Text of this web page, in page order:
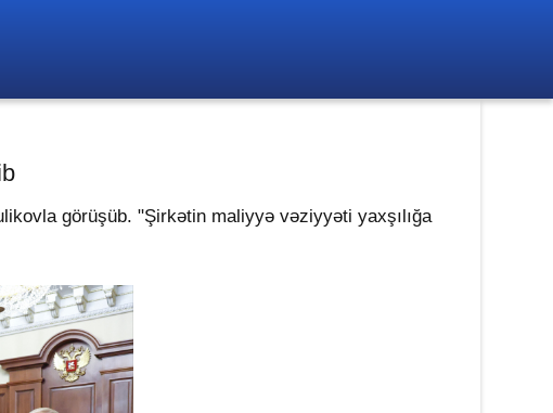
görüşüb. "Şirkətin maliyyə vəziyyəti yaxşılığa